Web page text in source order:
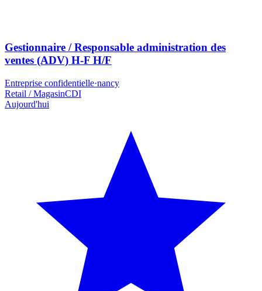
Gestionnaire / Responsable administration des
ventes (ADV) H-F H/F
Entreprise confidentielle·nancy
Retail / MagasinCDI
Aujourd'hui